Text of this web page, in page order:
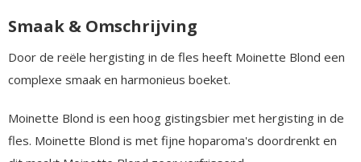
Smaak & Omschrijving
Door de reële hergisting in de fles heeft Moinette Blond een
complexe smaak en harmonieus boeket.
Moinette Blond is een hoog gistingsbier met hergisting in de
fles. Moinette Blond is met fijne hoparoma's doordrenkt en